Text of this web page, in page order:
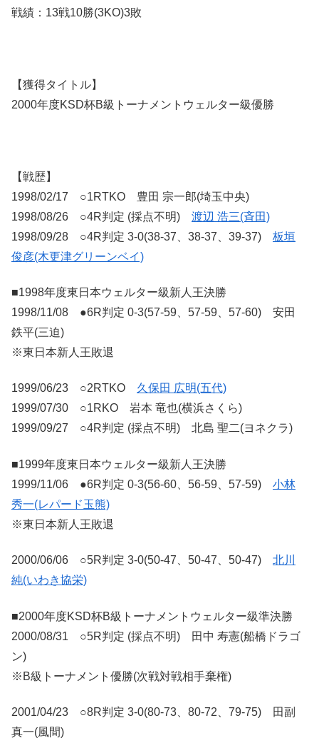
戦績：13戦10勝(3KO)3敗
【獲得タイトル】
2000年度KSD杯B級トーナメントウェルター級優勝
【戦歴】
1998/02/17 ○1RTKO 豊田 宗一郎(埼玉中央)
1998/08/26 ○4R判定 (採点不明) 渡辺 浩三(斉田)
1998/09/28 ○4R判定 3-0(38-37、38-37、39-37) 板垣
俊彦(木更津グリーンベイ)
■1998年度東日本ウェルター級新人王決勝
1998/11/08 ●6R判定 0-3(57-59、57-59、57-60) 安田
鉄平(三迫)
※東日本新人王敗退
1999/06/23 ○2RTKO 久保田 広明(五代)
1999/07/30 ○1RKO 岩本 竜也(横浜さくら)
1999/09/27 ○4R判定 (採点不明) 北島 聖二(ヨネクラ)
■1999年度東日本ウェルター級新人王決勝
1999/11/06 ●6R判定 0-3(56-60、56-59、57-59) 小林
秀一(レパード玉熊)
※東日本新人王敗退
2000/06/06 ○5R判定 3-0(50-47、50-47、50-47) 北川
純(いわき協栄)
■2000年度KSD杯B級トーナメントウェルター級準決勝
2000/08/31 ○5R判定 (採点不明) 田中 寿憲(船橋ドラゴ
ン)
※B級トーナメント優勝(次戦対戦相手棄権)
2001/04/23 ○8R判定 3-0(80-73、80-72、79-75) 田副
真一(風間)